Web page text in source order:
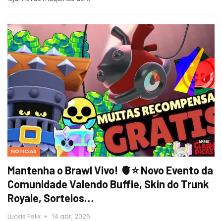
NOTICIAS
Mantenha o Brawl Vivo! 🫀⭐ Novo Evento da
Comunidade Valendo Buffie, Skin do Trunk
Royale, Sorteios…
Lucas Felix 14 abr, 2026